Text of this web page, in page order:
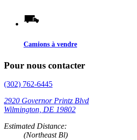
Camions à vendre
Pour nous contacter
(302) 762-6445
2920 Governor Printz Blvd
Wilmington, DE 19802
Estimated Distance:
(Northeast Bl)